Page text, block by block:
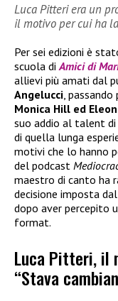
Luca Pitteri era un
il motivo per cui ha
Per sei edizioni è
scuola di Amici di
allievi più amati dal
Angelucci , passando
Monica Hill ed
suo addio al talent di
di quella lunga
motivi che lo hanno
del podcast
maestro di canto ha
decisione imposta
dopo aver percepito
format.
Luca Pitteri, il
“Stava